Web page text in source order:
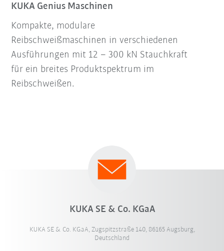
KUKA Genius Maschinen
Kompakte, modulare
Reibschweißmaschinen in verschiedenen
Ausführungen mit 12 – 300 kN Stauchkraft
für ein breites Produktspektrum im
Reibschweißen.
KUKA SE & Co. KGaA
KUKA SE & Co. KGaA, Zugspitzstraße 140, 86165 Augsburg,
Deutschland